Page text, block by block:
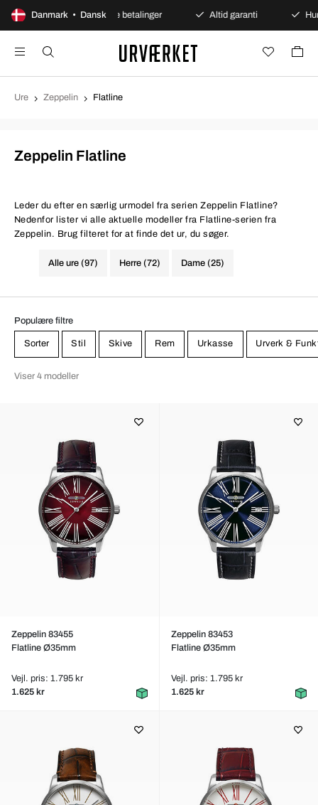
Danmark • Dansk
køb Sikre betalinger Altid garanti
Ure Zeppelin Flatline
Zeppelin Flatline
Leder du efter en særlig urmodel fra serien Zeppelin Flatline?
Nedenfor lister vi alle aktuelle modeller fra Flatline-serien fra
Zeppelin. Brug filteret for at finde det ur, du søger.
Alle ure (97) Herre (72) Dame (25)
Populære filtre
Sorter Stil Skive Rem Urkasse Urverk &
Viser 4 modeller
Zeppelin 83455
Flatline Ø35mm
Vejl. pris: 1.795 kr
1.625 kr
Zeppelin 83453
Flatline Ø35mm
Vejl. pris: 1.795 kr
1.625 kr